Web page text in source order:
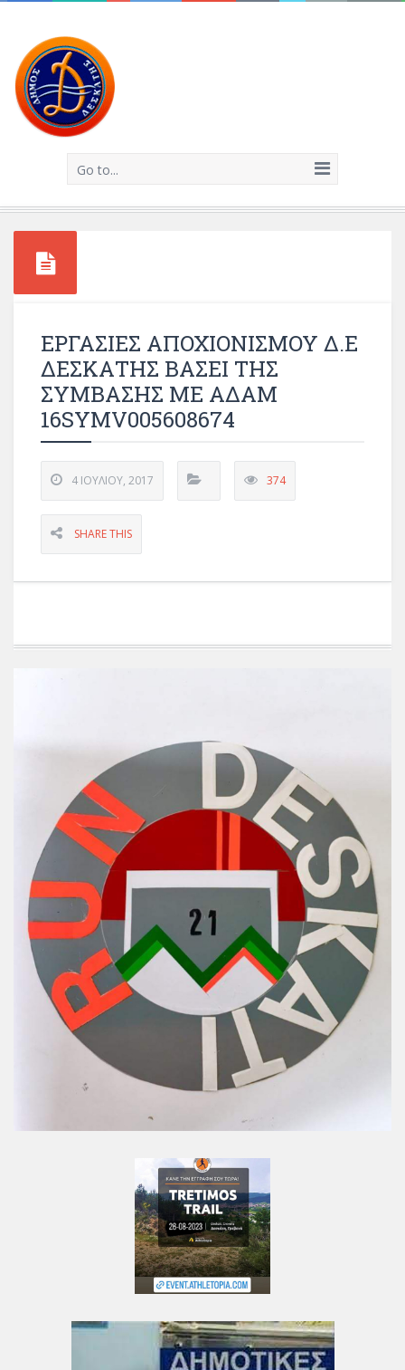
Go to...
ΕΡΓΑΣΙΕΣ ΑΠΟΧΙΟΝΙΣΜΟΥ Δ.Ε
ΔΕΣΚΑΤΗΣ ΒΑΣΕΙ ΤΗΣ
ΣΥΜΒΑΣΗΣ ΜΕ ΑΔΑΜ
16SYMV005608674
4 ΙΟΥΛΊΟΥ, 2017 374
SHARE THIS